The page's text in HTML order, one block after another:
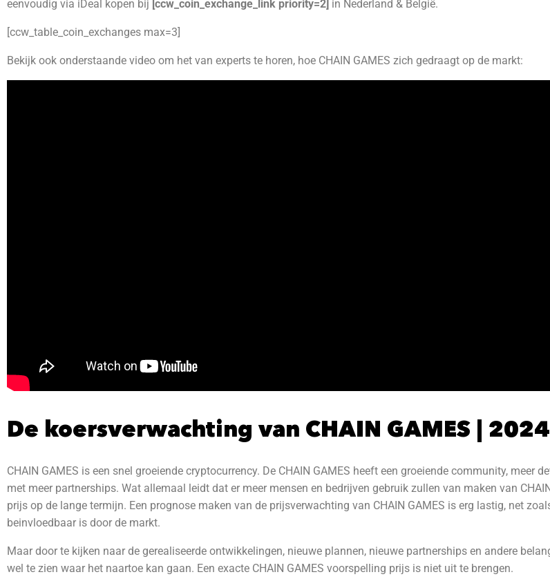
eenvoudig via iDeal kopen bij [ccw_coin_exchange_link priority=2] in Nederland & België.
[ccw_table_coin_exchanges max=3]
Bekijk ook onderstaande video om het van experts te horen, hoe CHAIN GAMES zich gedraagt op de markt:
De koersverwachting van CHAIN GAMES |
CHAIN GAMES is een snel groeiende cryptocurrency. De CHAIN GAMES heeft een groeiende community, meer
met meer partnerships. Wat allemaal leidt dat er meer mensen en bedrijven gebruik zullen van maken van
prijs op de lange termijn. Een prognose maken van de prijsverwachting van CHAIN GAMES is erg lastig, net
beinvloedbaar is door de markt.
Maar door te kijken naar de gerealiseerde ontwikkelingen, nieuwe plannen, nieuwe partnerships en andere
wel te zien waar het naartoe kan gaan. Een exacte CHAIN GAMES voorspelling prijs is niet uit te brengen.